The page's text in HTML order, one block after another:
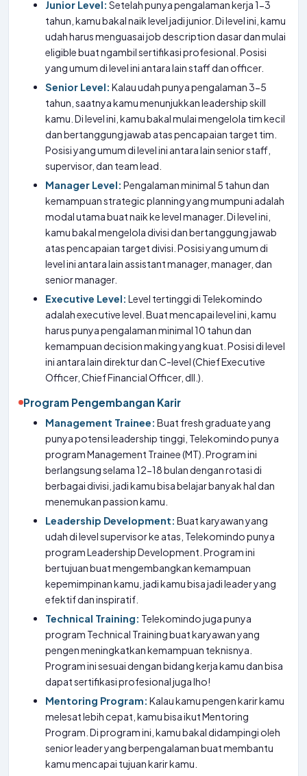
Junior Level: Setelah punya pengalaman kerja 1-3
tahun, kamu bakal naik level jadi junior. Di level ini, kamu
udah harus menguasai job description dasar dan mulai
eligible buat ngambil sertifikasi profesional. Posisi
yang umum di level ini antara lain staff dan officer.
Senior Level: Kalau udah punya pengalaman 3-5
tahun, saatnya kamu menunjukkan leadership skill
kamu. Di level ini, kamu bakal mulai mengelola tim kecil
dan bertanggung jawab atas pencapaian target tim.
Posisi yang umum di level ini antara lain senior staff,
supervisor, dan team lead.
Manager Level: Pengalaman minimal 5 tahun dan
kemampuan strategic planning yang mumpuni adalah
modal utama buat naik ke level manager. Di level ini,
kamu bakal mengelola divisi dan bertanggung jawab
atas pencapaian target divisi. Posisi yang umum di
level ini antara lain assistant manager, manager, dan
senior manager.
Executive Level: Level tertinggi di Telekomindo
adalah executive level. Buat mencapai level ini, kamu
harus punya pengalaman minimal 10 tahun dan
kemampuan decision making yang kuat. Posisi di level
ini antara lain direktur dan C-level (Chief Executive
Officer, Chief Financial Officer, dll.).
Program Pengembangan Karir
Management Trainee: Buat fresh graduate yang
punya potensi leadership tinggi, Telekomindo punya
program Management Trainee (MT). Program ini
berlangsung selama 12-18 bulan dengan rotasi di
berbagai divisi, jadi kamu bisa belajar banyak hal dan
menemukan passion kamu.
Leadership Development: Buat karyawan yang
udah di level supervisor ke atas, Telekomindo punya
program Leadership Development. Program ini
bertujuan buat mengembangkan kemampuan
kepemimpinan kamu, jadi kamu bisa jadi leader yang
efektif dan inspiratif.
Technical Training: Telekomindo juga punya
program Technical Training buat karyawan yang
pengen meningkatkan kemampuan teknisnya.
Program ini sesuai dengan bidang kerja kamu dan bisa
dapat sertifikasi profesional juga lho!
Mentoring Program: Kalau kamu pengen karir kamu
melesat lebih cepat, kamu bisa ikut Mentoring
Program. Di program ini, kamu bakal didampingi oleh
senior leader yang berpengalaman buat membantu
kamu mencapai tujuan karir kamu.